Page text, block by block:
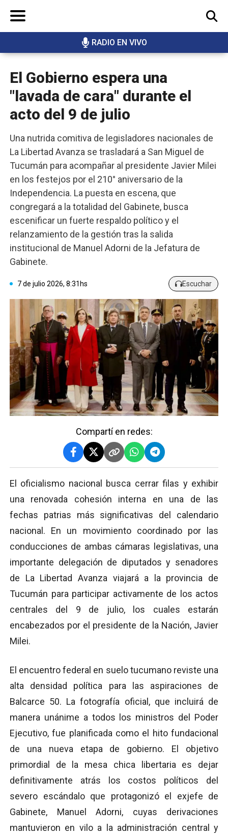
RADIO EN VIVO
BUSCAR
El Gobierno espera una
"lavada de cara" durante el
acto del 9 de julio
Una nutrida comitiva de legisladores nacionales de
La Libertad Avanza se trasladará a San Miguel de
Tucumán para acompañar al presidente Javier Milei
en los festejos por el 210° aniversario de la
Independencia. La puesta en escena, que
congregará a la totalidad del Gabinete, busca
escenificar un fuerte respaldo político y el
relanzamiento de la gestión tras la salida
institucional de Manuel Adorni de la Jefatura de
Gabinete.
7 de julio 2026, 8:31hs Escuchar
Compartí en redes:
El oficialismo nacional busca cerrar filas y exhibir
una renovada cohesión interna en una de las
fechas patrias más significativas del calendario
nacional. En un movimiento coordinado por las
conducciones de ambas cámaras legislativas, una
importante delegación de diputados y senadores
de La Libertad Avanza viajará a la provincia de
Tucumán para participar activamente de los actos
centrales del 9 de julio, los cuales estarán
encabezados por el presidente de la Nación, Javier
Milei.
El encuentro federal en suelo tucumano reviste una
alta densidad política para las aspiraciones de
Balcarce 50. La fotografía oficial, que incluirá de
manera unánime a todos los ministros del Poder
Ejecutivo, fue planificada como el hito fundacional
de una nueva etapa de gobierno. El objetivo
primordial de la mesa chica libertaria es dejar
definitivamente atrás los costos políticos del
severo escándalo que protagonizó el exjefe de
Gabinete, Manuel Adorni, cuyas derivaciones
mantuvieron en vilo a la administración central y